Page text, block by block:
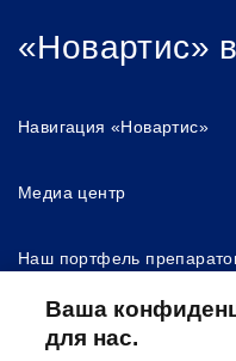
«Новартис»
Навигация «Новартис»
Медиа центр
Наш портфель
Другие сайты «Новартис»
Ваша
для нас.